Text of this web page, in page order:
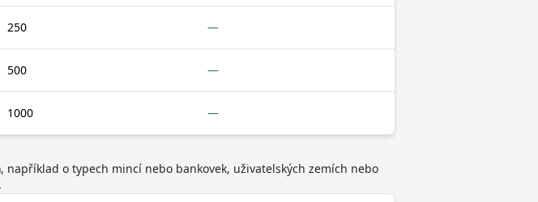
250 —
500 —
1000 —
například o typech mincí nebo bankovek, uživatelských zemích nebo